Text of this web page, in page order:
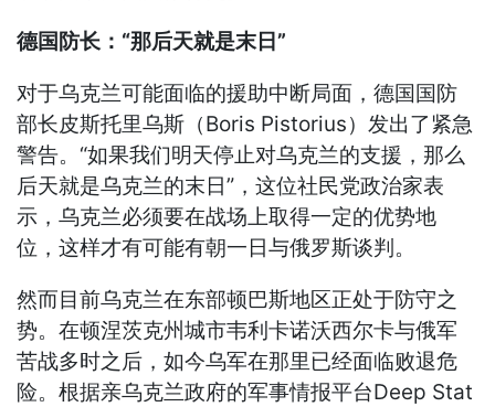
德国防长：“那后天就是末日”
对于乌克兰可能面临的援助中断局面，德国国防
部长皮斯托里乌斯（Boris Pistorius）发出了紧急
警告。“如果我们明天停止对乌克兰的支援，那么
后天就是乌克兰的末日”，这位社民党政治家表
示，乌克兰必须要在战场上取得一定的优势地
位，这样才有可能有朝一日与俄罗斯谈判。
然而目前乌克兰在东部顿巴斯地区正处于防守之
势。在顿涅茨克州城市韦利卡诺沃西尔卡与俄军
苦战多时之后，如今乌军在那里已经面临败退危
险。根据亲乌克兰政府的军事情报平台Deep Stat